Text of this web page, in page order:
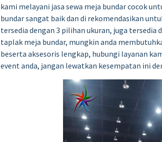
kami melayani jasa sewa meja bundar cocok
bundar sangat baik dan di rekomendasikan
tersedia dengan 3 pilihan ukuran, juga tersedia
taplak meja bundar, mungkin anda
beserta aksesoris lengkap, hubungi layanan
event anda, jangan lewatkan kesempatan ini